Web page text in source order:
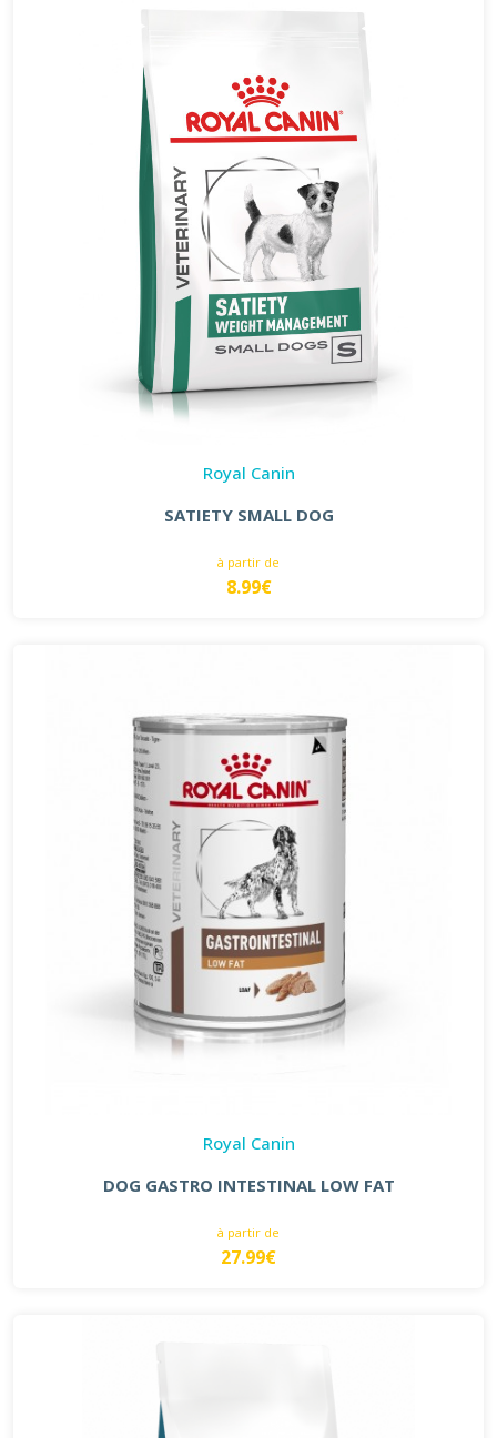
Royal Canin
SATIETY SMALL DOG
à partir de
8.99€
Royal Canin
DOG GASTRO INTESTINAL LOW FAT
à partir de
27.99€